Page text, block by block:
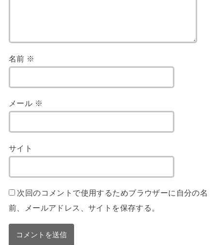
名前 ※
メール ※
サイト
次回のコメントで使用するためブラウザーに自分の名
前、メールアドレス、サイトを保存する。